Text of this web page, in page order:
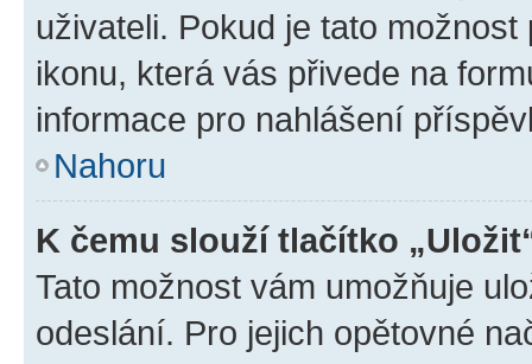
uživateli. Pokud je tato
ikonu, která vás přivede na
informace pro nahlášení
Nahoru
K čemu slouží tlačítko
Tato možnost vám umožňuje
odeslání. Pro jejich opětovné